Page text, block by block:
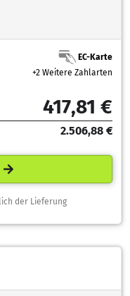
EC-Karte
+2 Weitere Zahlarten
417,81 €
2.506,88 €
der Lieferung